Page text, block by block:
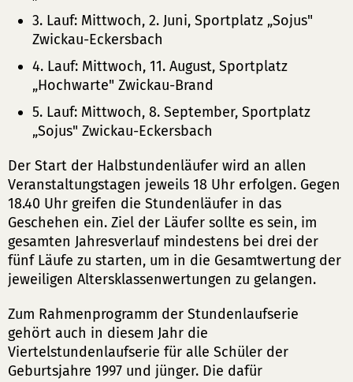
3. Lauf: Mittwoch, 2. Juni, Sportplatz „Sojus"
Zwickau-Eckersbach
4. Lauf: Mittwoch, 11. August, Sportplatz
„Hochwarte" Zwickau-Brand
5. Lauf: Mittwoch, 8. September, Sportplatz
„Sojus" Zwickau-Eckersbach
Der Start der Halbstundenläufer wird an allen
Veranstaltungstagen jeweils 18 Uhr erfolgen. Gegen
18.40 Uhr greifen die Stundenläufer in das
Geschehen ein. Ziel der Läufer sollte es sein, im
gesamten Jahresverlauf mindestens bei drei der
fünf Läufe zu starten, um in die Gesamtwertung der
jeweiligen Altersklassenwertungen zu gelangen.
Zum Rahmenprogramm der Stundenlaufserie
gehört auch in diesem Jahr die
Viertelstundenlaufserie für alle Schüler der
Geburtsjahre 1997 und jünger. Die dafür